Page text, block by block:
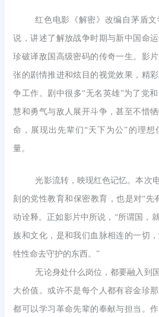
红色电影《解密》改编自茅盾
说，讲述了解放战争时期与新中国命
珍破译敌国高级密码的传奇一生。影
张的剧情推进和炫目的视觉效果，精
争工作。剧中很多“无名英雄”为了党
慧和勇气与敌人展开斗争，甚至不惜
命，展现出先辈们“天下为公”的理想
量。
光影流转，映现红色记忆。本次
刻的党性教育和保密教育，也是对“先
动诠释。正如影片中所说，“所谓国，
族和文化，是和我们血脉相连的一切
牲性命去守护的东西。”
无论身处什么岗位，都要融入到
大价值。或许不是每个人都有容金珍
都可以学习革命先辈的奉献与担当。